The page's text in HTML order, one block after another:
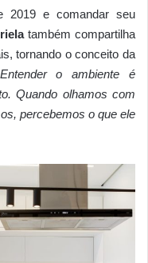
2019 e comandar seu
também compartilha
tornando o conceito da
Entender o ambiente é
Quando olhamos com
percebemos o que ele